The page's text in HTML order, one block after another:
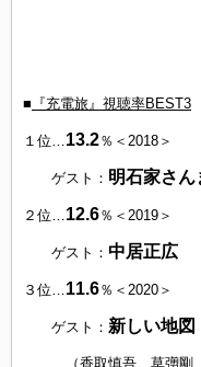
■ 『充電旅』視聴率BEST3
１位… 13.2％＜2018＞
ゲスト： 明石家さん
２位… 12.6％＜2019＞
ゲスト： 中居正広
３位… 11.6％＜2020＞
ゲスト： 新しい地図
（香取慎吾、草彅剛、